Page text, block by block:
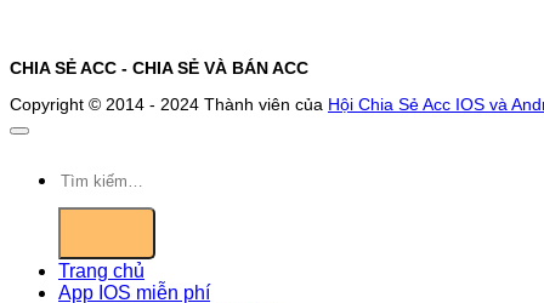
CHIA SẺ ACC - CHIA SẺ VÀ BÁN ACC
Copyright © 2014 - 2024 Thành viên của Hội Chia Sẻ Acc IOS và
kiếm:
Trang chủ
App IOS miễn phí